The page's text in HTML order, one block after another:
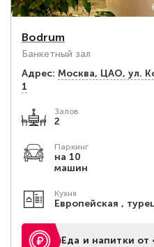
Bodrum
Банкетный зал
Адрес: Москва, ЦАО, ул.
1
Залов
2
Паркинг
на 10
машин
Кухня
Европейская ,
Еда и напитки от